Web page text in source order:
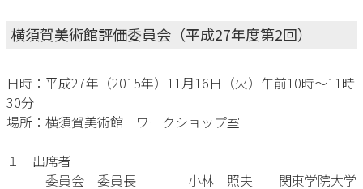
横須賀美術館評価委員会（平成27年度第2回）
日時：平成27年（2015年）11月16日（火）午前10時～11時
30分
場所：横須賀美術館 ワークショップ室
１ 出席者
委員会 委員長 小林 照夫 関東学院大学